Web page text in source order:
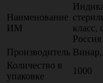
Наименование
ИМ
класс,
Производитель Винар,
Количество в
упаковке
1000